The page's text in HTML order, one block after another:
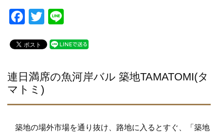
F
c
b
o
o
k
T
tt
e
連日満席の魚河岸バル 築地TAMATOMI(タ
マトミ)
築地の場外市場を通り抜け、路地に入るとすぐ、「築地